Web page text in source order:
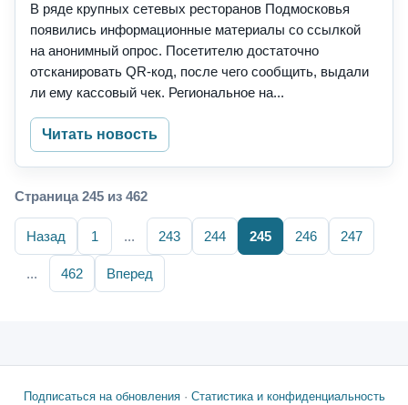
В ряде крупных сетевых ресторанов Подмосковья
появились информационные материалы со ссылкой
на анонимный опрос. Посетителю достаточно
отсканировать QR-код, после чего сообщить, выдали
ли ему кассовый чек. Региональное на...
Читать новость
Страница 245 из 462
Назад 1 ... 243 244 245 246 247
... 462 Вперед
Подписаться на обновления· Статистика и конфиденциальность